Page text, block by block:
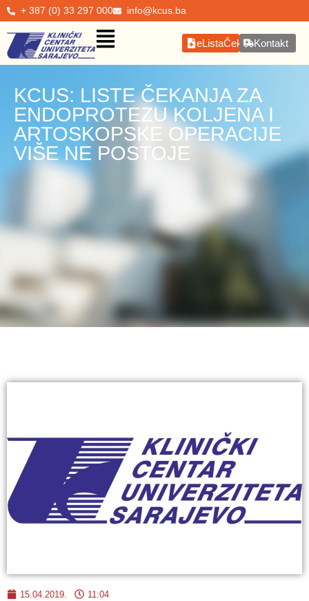
+ 387 (0) 33 297 000 info@kcus.ba
eListaČekanjaKontakt
KCUS: LISTE ČEKANJA ZA
ENDOPROTEZU KOLJENA I
ARTOSKOPSKE OPERACIJE
VIŠE NE POSTOJE
15.04.2019.
11:04